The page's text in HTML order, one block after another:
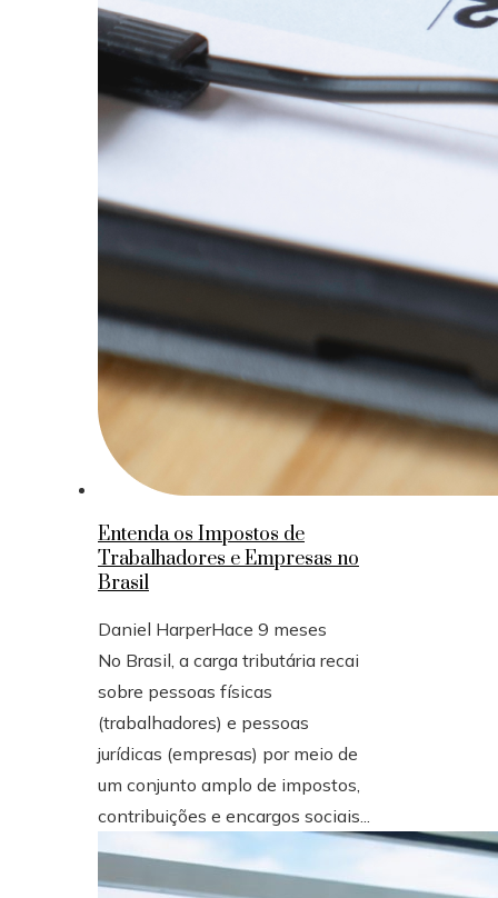
Entenda os Impostos de
Trabalhadores e Empresas no
Brasil
Daniel HarperHace 9 meses
No Brasil, a carga tributária recai
sobre pessoas físicas
(trabalhadores) e pessoas
jurídicas (empresas) por meio de
um conjunto amplo de impostos,
contribuições e encargos sociais...